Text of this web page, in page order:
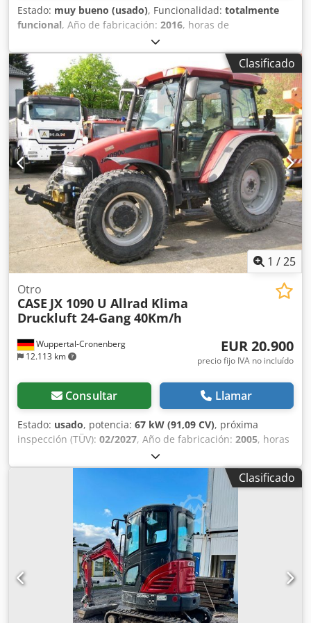
Estado: muy bueno (usado), Funcionalidad: totalmente
funcional, Año de fabricación: 2016, horas de
, * 11.500 horas de trabajo * Peso
operativo: 15.700 kg * Potencia del motor: 77 kW * Zapatas
Roadliner Chjdpey Rm H Eefx Anzja * Acoplador rápido
hidráulico * Aire acondicionado
Clasificado
1 /25
Wuppertal-Cronenberg
12.113 km
Otro
CASE JX 1090 U Allrad Klima
Druckluft 24-Gang 40Km/h
EUR 20.900
precio fijo IVA no incluído
Consultar Llamar
Estado: usado, potencia: 67 kW (91,09 CV), próxima
inspección (TÜV): 02/2027, Año de fabricación: 2005, horas
, Equipamiento:
acondicionado, cabina, tracción a las cuatro ruedas,
Tractor alemán, en uso hasta hace poco. Segundo
propietario: siempre en manos de la administración
estatal de parques, de 2005 a 2017 y de 2017 a 2026.
Tracción total. Motor turbodiésel de 4 cilindros con 4485 cc
y 91 CV. Gran transmisión Hi-LO de 24 velocidades: 4
marchas en 3 gamas, 2 escalonamientos bajo carga y
reversor bajo carga. 40 km/h. Instalación de aire
comprimido. Cabina de confort con asiento del conductor
con suspensión neumática y aire acondicionado. Toma de
fuerza trasera triple (540/750/1000 rpm). Elevador trasero
Clasificado